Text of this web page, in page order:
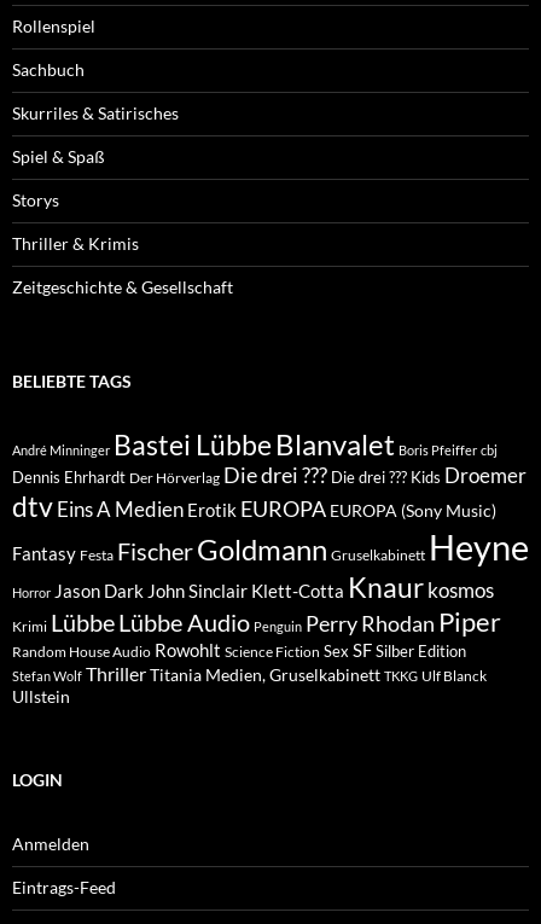
Rollenspiel
Sachbuch
Skurriles & Satirisches
Spiel & Spaß
Storys
Thriller & Krimis
Zeitgeschichte & Gesellschaft
BELIEBTE TAGS
André Minninger Bastei Lübbe Blanvalet Boris Pfeiffer cbj
Dennis Ehrhardt Der Hörverlag Die drei ??? Die drei ??? Kids Droemer
dtvEins A Medien Erotik EUROPA EUROPA (Sony Music)
Fantasy Festa FischerGoldmann Gruselkabinett Heyne
Horror Jason Dark John Sinclair Klett-Cotta Knaur kosmos
Krimi LübbeLübbe Audio Penguin Perry Rhodan Piper
Random House Audio Rowohlt Science Fiction Sex SFSilber Edition
Stefan Wolf ThrillerTitania Medien, Gruselkabinett TKKG Ulf Blanck
Ullstein
LOGIN
Anmelden
Eintrags-Feed